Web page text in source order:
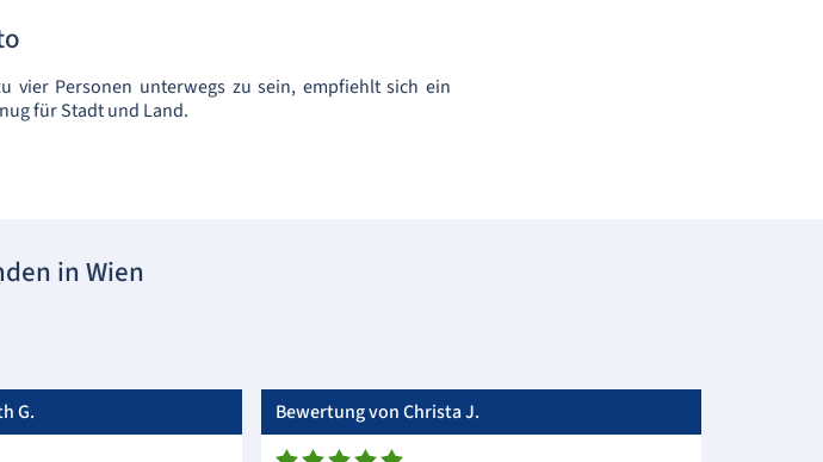
vier Personen unterwegs zu sein, empfiehlt sich ein
für Stadt und Land.
in Wien
G. Bewertung von Christa J.